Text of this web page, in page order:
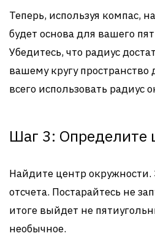
Теперь, используя компас,
будет основа для вашего
Убедитесь, что радиус
вашему кругу
всего использовать радиус
Шаг 3: Определите
Найдите центр окружности.
отсчета. Постарайтесь не
итоге выйдет не
необычное.